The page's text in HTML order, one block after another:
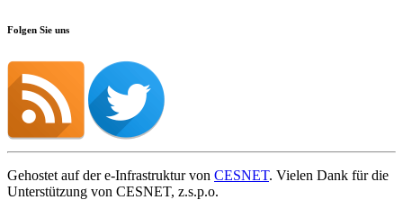
Folgen Sie uns
Gehostet auf der e-Infrastruktur von CESNET. Vielen Dank für die
Unterstützung von CESNET, z.s.p.o.